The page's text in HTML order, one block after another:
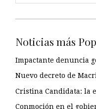
Noticias más
Impactante denuncia
Nuevo decreto de
Cristina Candidata: la
Conmoción en el